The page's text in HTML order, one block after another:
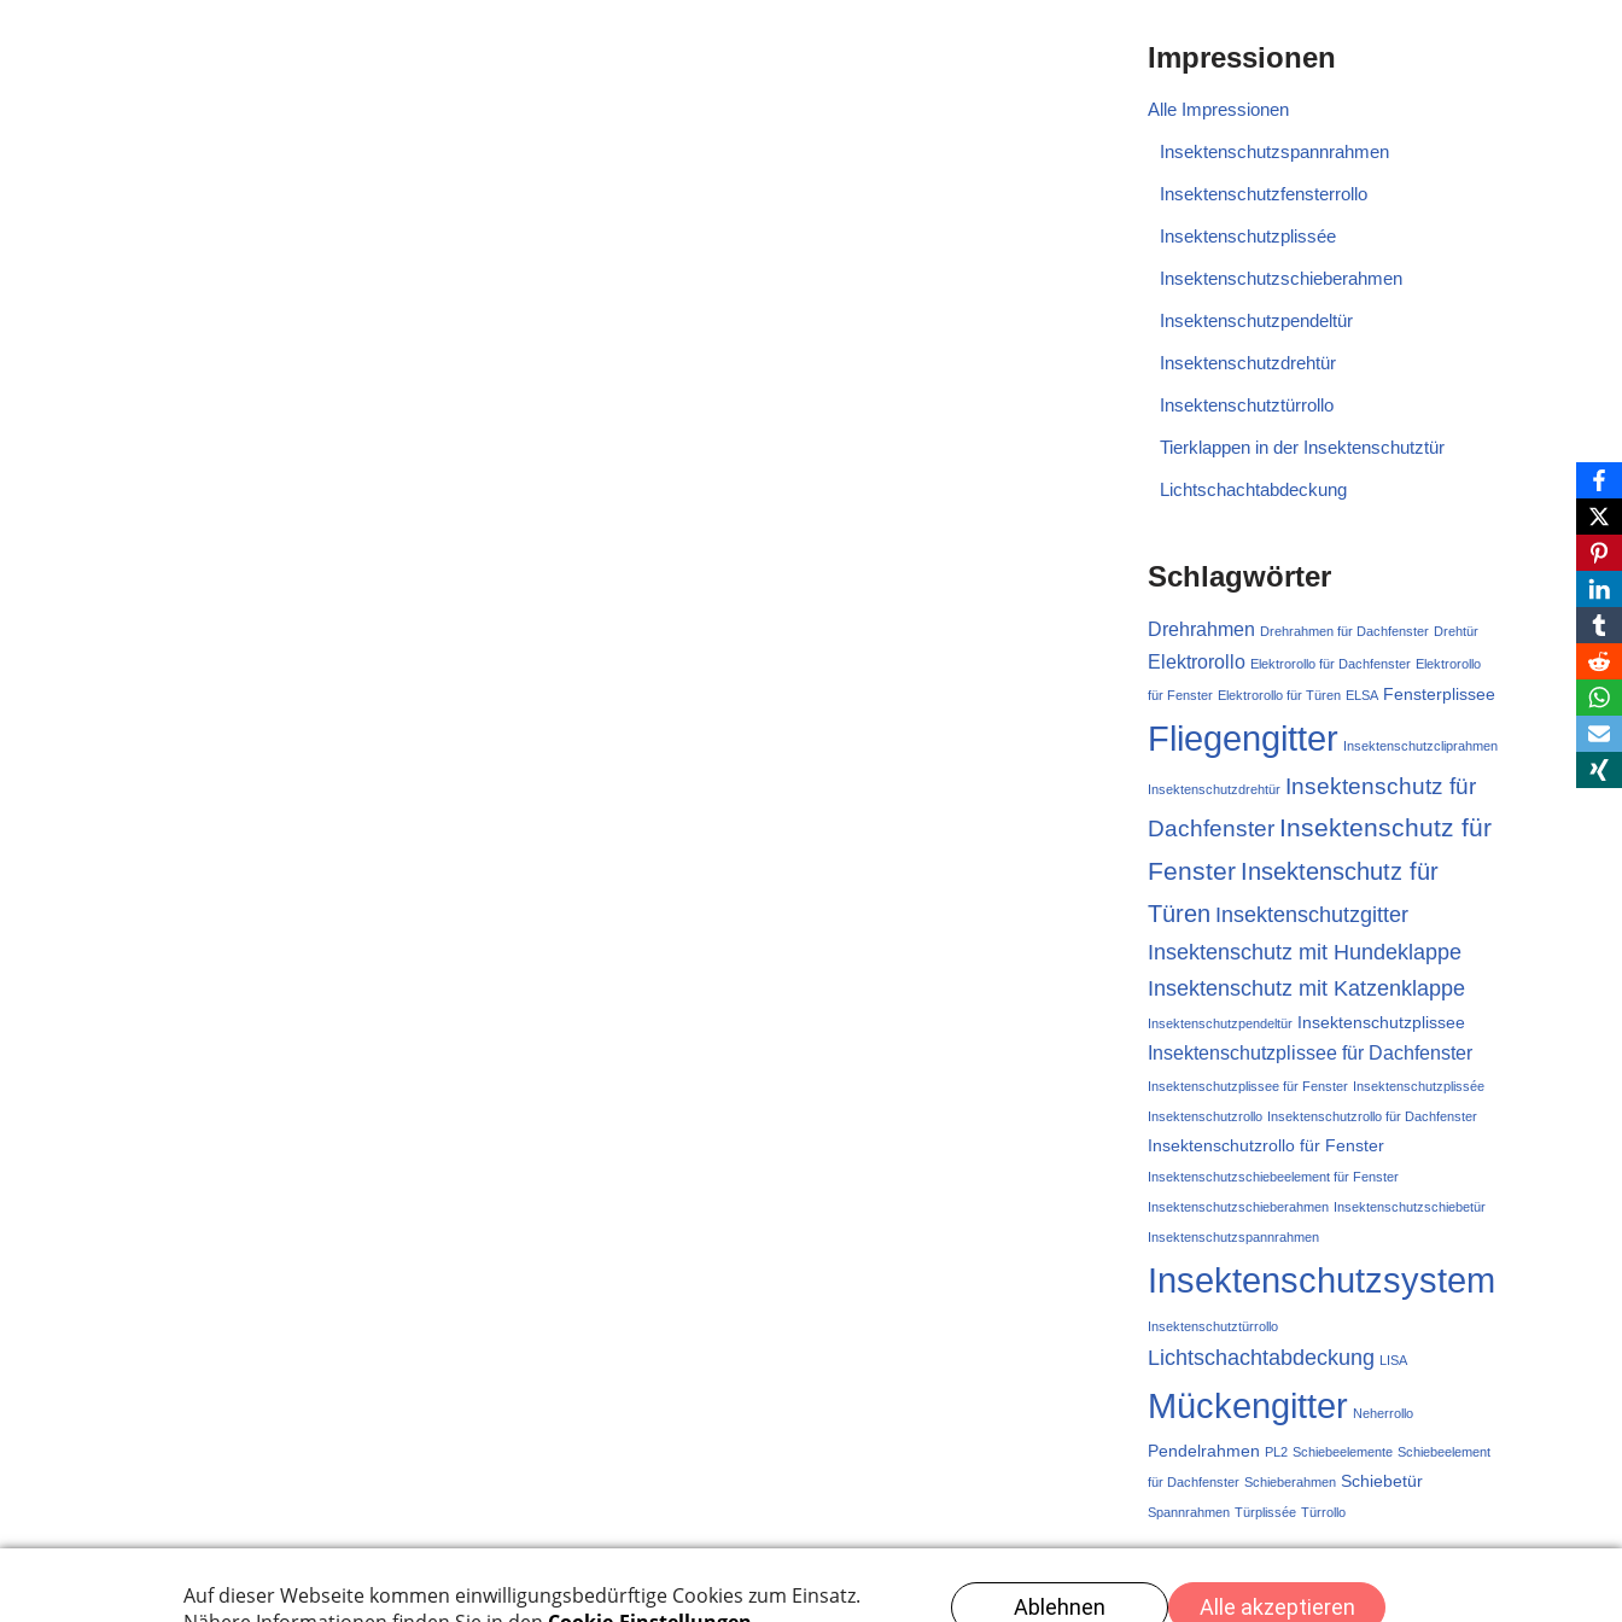
Impressionen
Alle Impressionen
Insektenschutzspannrahmen
Insektenschutzfensterrollo
Insektenschutzplissée
Insektenschutzschieberahmen
Insektenschutzpendeltür
Insektenschutzdrehtür
Insektenschutztürrollo
Tierklappen in der Insektenschutztür
Lichtschachtabdeckung
Schlagwörter
Drehrahmen Drehrahmen für Dachfenster Drehtür
Elektrorollo Elektrorollo für Dachfenster Elektrorollo
für Fenster Elektrorollo für Türen ELSA Fensterplissee
Fliegengitter Insektenschutzcliprahmen
Insektenschutzdrehtür Insektenschutz für
Dachfenster Insektenschutz für
Fenster Insektenschutz für
Türen Insektenschutzgitter
Insektenschutz mit Hundeklappe
Insektenschutz mit Katzenklappe
Insektenschutzpendeltür Insektenschutzplissee
Insektenschutzplissee für Dachfenster
Insektenschutzplissee für Fenster Insektenschutzplissée
Insektenschutzrollo Insektenschutzrollo für Dachfenster
Insektenschutzrollo für Fenster
Insektenschutzschiebeelement für Fenster
Insektenschutzschieberahmen Insektenschutzschiebetür
Insektenschutzspannrahmen
Insektenschutzsystem
Insektenschutztürrollo
Lichtschachtabdeckung LISA
Mückengitter Neherrollo
Pendelrahmen PL2 Schiebeelemente Schiebeelement
für Dachfenster Schieberahmen Schiebetür
Spannrahmen Türplissée Türrollo